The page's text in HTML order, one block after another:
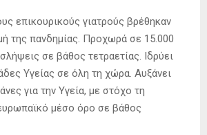
επικουρικούς γιατρούς βρέθηκαν
της πανδηµίας. Προχωρά σε 15.000
σε βάθος τετραετίας. Ιδρύει
Υγείας σε όλη τη χώρα. Αυξάνει
για την Υγεία, µε στόχο τη
µέσο όρο σε βάθος